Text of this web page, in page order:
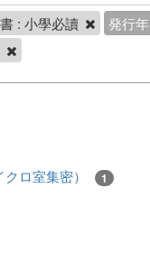
: 小學必讀
発行年
ロ室集密） 1